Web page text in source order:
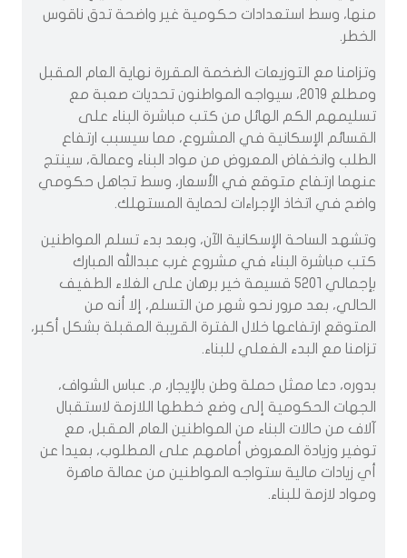
منها، وسط استعدادات حكومية غير واضحة تدق ناقوس
الخطر.
وتزامنا مع التوزيعات الضخمة المقررة نهاية العام المقبل
ومطلع 2019، سيواجه المواطنون تحديات صعبة مع
تسليمهم الكم الهائل من كتب مباشرة البناء على
القسائم الإسكانية في المشروع، مما سيسبب ارتفاع
الطلب وانخفاض المعروض من مواد البناء وعمالة، سينتج
عنهما ارتفاع متوقع في الأسعار، وسط تجاهل حكومي
واضح في اتخاذ الإجراءات لحماية المستهلك.
وتشهد الساحة الإسكانية الآن، وبعد بدء تسلم المواطنين
كتب مباشرة البناء في مشروع غرب عبدالله المبارك
بإجمالي 5201 قسيمة خير برهان على الغلاء الطفيف
الحالي، بعد مرور نحو شهر من التسلم، إلا أنه من
المتوقع ارتفاعها خلال الفترة القريبة المقبلة بشكل أكبر،
تزامنا مع البدء الفعلي للبناء.
بدوره، دعا ممثل حملة وطن بالإيجار، م. عباس الشواف،
الجهات الحكومية إلى وضع خططها اللازمة لاستقبال
آلاف من حالات البناء من المواطنين العام المقبل، مع
توفير وزيادة المعروض أمامهم على المطلوب، بعيدا عن
أي زيادات مالية ستواجه المواطنين من عمالة ماهرة
ومواد لازمة للبناء.